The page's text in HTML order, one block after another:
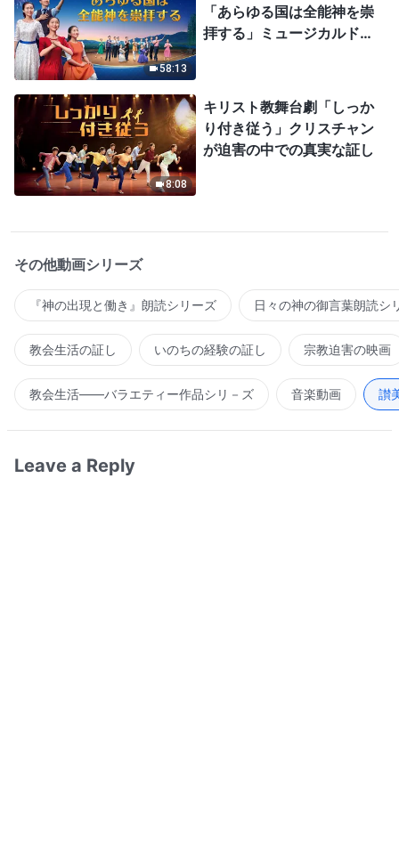
58:13
「あらゆる国は全能神を崇
拝する」ミュージカルドラ
8:08
キリスト教舞台劇「しっか
り付き従う」クリスチャン
が迫害の中での真実な証し
その他動画シリーズ
『神の出現と働き』朗読シリーズ 日々の神の御言葉朗読シ
教会生活の証し いのちの経験の証し 宗教迫害の映画
教会生活――バラエティー作品シリ－ズ 音楽動画 讃
Leave a Reply